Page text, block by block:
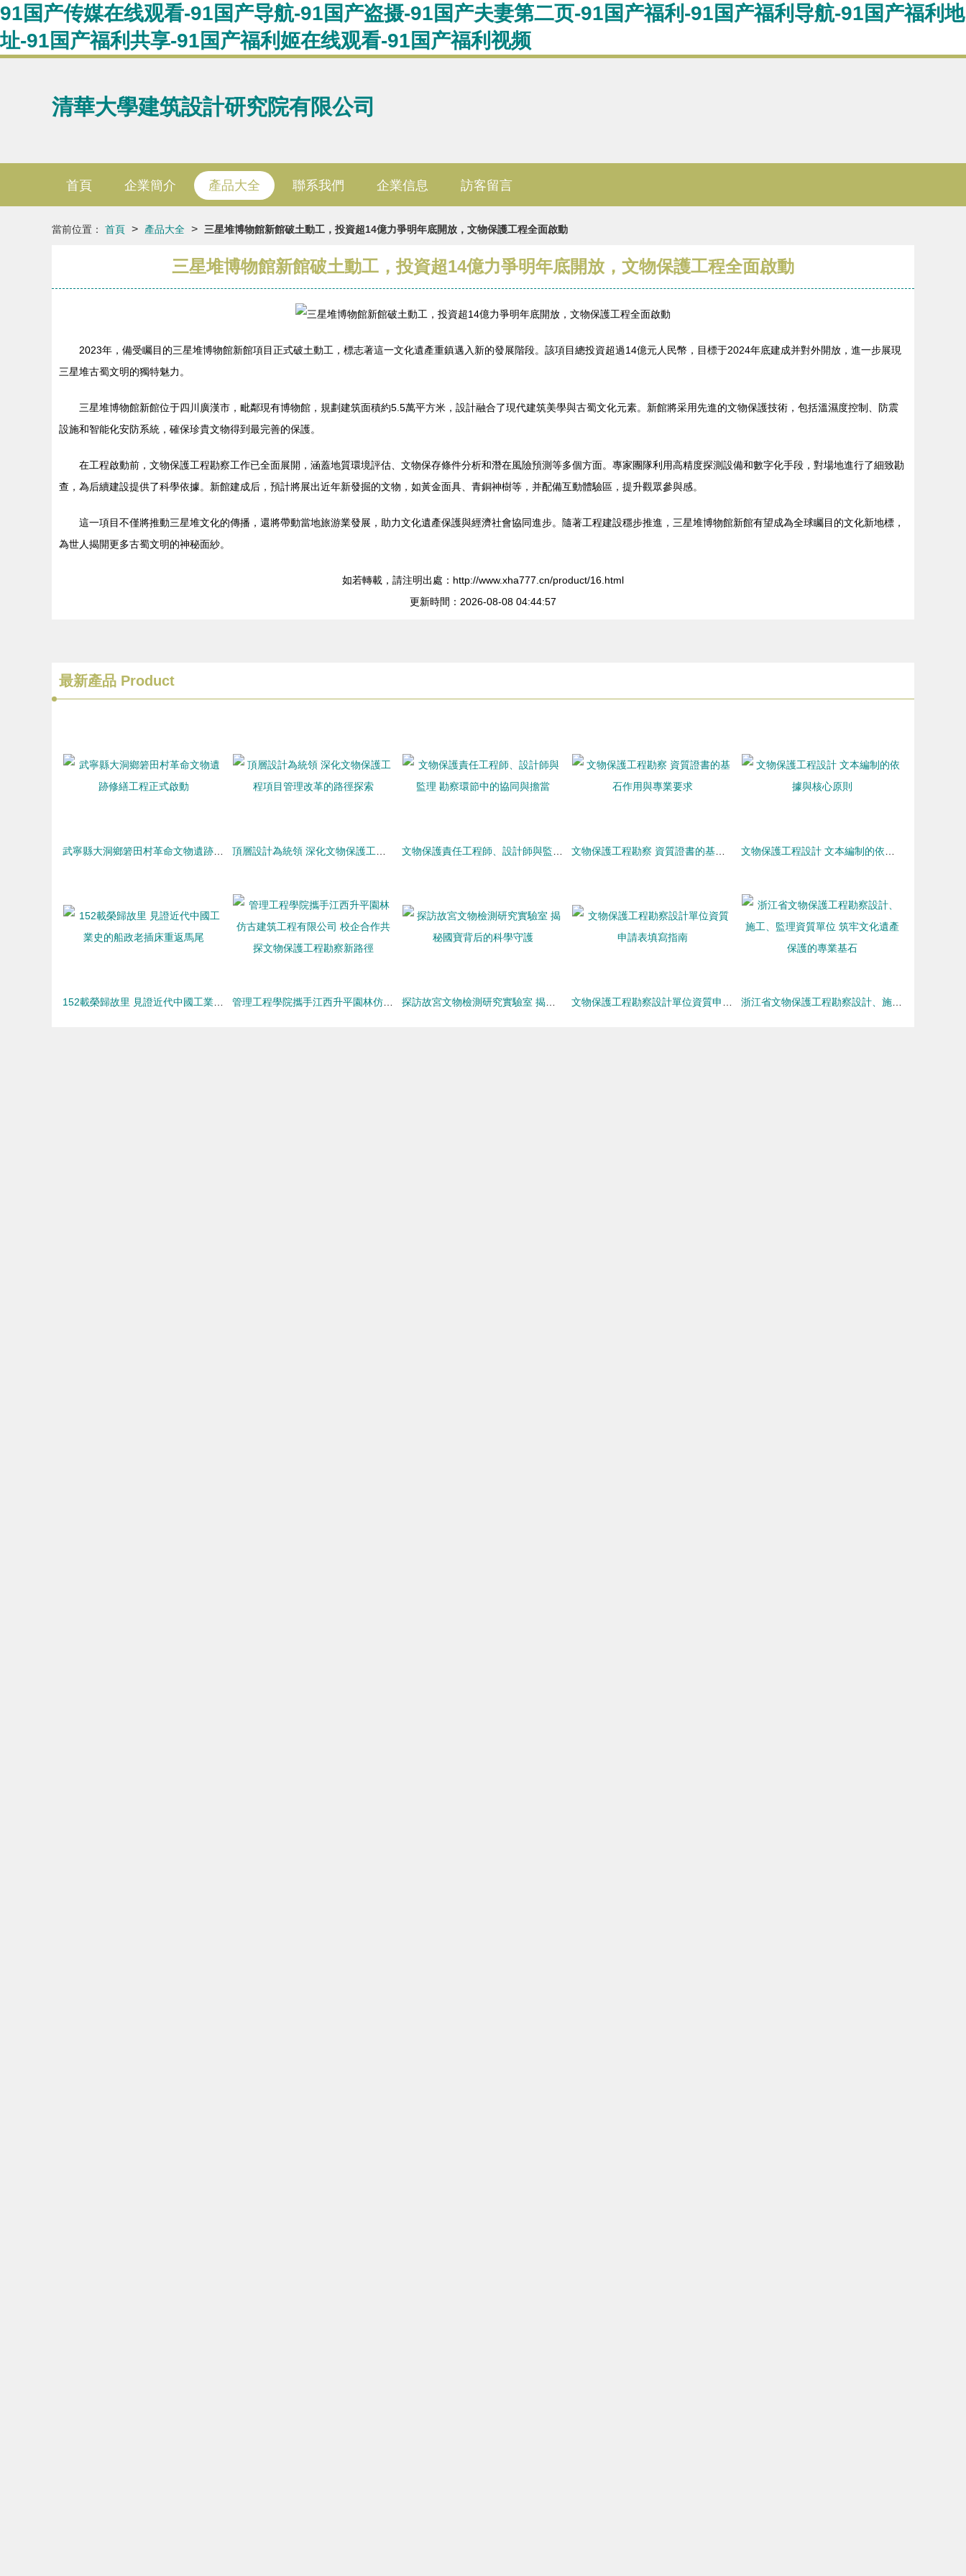
91国产传媒在线观看-91国产导航-91国产盗摄-91国产夫妻第二页-91国产福利-91国产福利导航-91国产福利地
址-91国产福利共享-91国产福利姬在线观看-91国产福利视频
清華大學建筑設計研究院有限公司
首頁 企業簡介 產品大全 聯系我們 企業信息 訪客留言
當前位置： 首頁 > 產品大全 > 三星堆博物館新館破土動工，投資超14億力爭明年底開放，文物保護工程全面啟動
三星堆博物館新館破土動工，投資超14億力爭明年底開放，文物保護工程全面啟動
2023年，備受矚目的三星堆博物館新館項目正式破土動工，標志著這一文化遺產重鎮邁入新的發展階段。該項目總投資超過14億元人民幣，目標于2024年底建成并對外開放，進一步展現
三星堆古蜀文明的獨特魅力。
三星堆博物館新館位于四川廣漢市，毗鄰現有博物館，規劃建筑面積約5.5萬平方米，設計融合了現代建筑美學與古蜀文化元素。新館將采用先進的文物保護技術，包括溫濕度控制、防震
設施和智能化安防系統，確保珍貴文物得到最完善的保護。
在工程啟動前，文物保護工程勘察工作已全面展開，涵蓋地質環境評估、文物保存條件分析和潛在風險預測等多個方面。專家團隊利用高精度探測設備和數字化手段，對場地進行了細致勘
查，為后續建設提供了科學依據。新館建成后，預計將展出近年新發掘的文物，如黃金面具、青銅神樹等，并配備互動體驗區，提升觀眾參與感。
這一項目不僅將推動三星堆文化的傳播，還將帶動當地旅游業發展，助力文化遺產保護與經濟社會協同進步。隨著工程建設穩步推進，三星堆博物館新館有望成為全球矚目的文化新地標，
為世人揭開更多古蜀文明的神秘面紗。
如若轉載，請注明出處：http://www.xha777.cn/product/16.html
更新時間：2026-08-08 04:44:57
最新產品 Product